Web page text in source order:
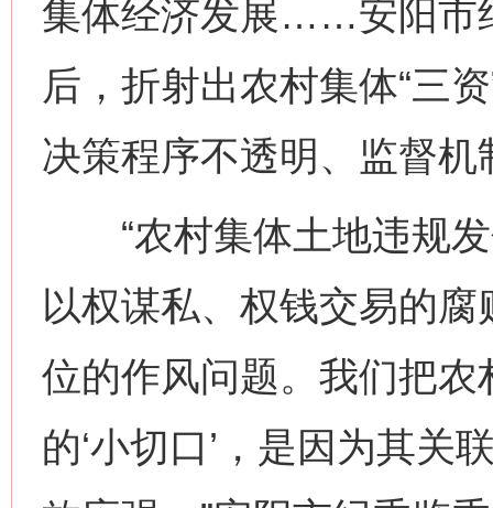
集体经济发展……安阳市
后，折射出农村集体“三
决策程序不透明、监督
“农村集体土地违规发
以权谋私、权钱交易的
位的作风问题。我们把
的‘小切口’，是因为其关